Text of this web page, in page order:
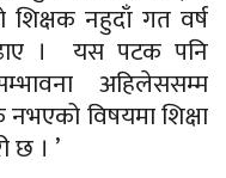
शिक्षक नहुदाँ गत वर्ष
। यस पटक पनि
अहिलेससम्म
विषयमा शिक्षा
छ । ’